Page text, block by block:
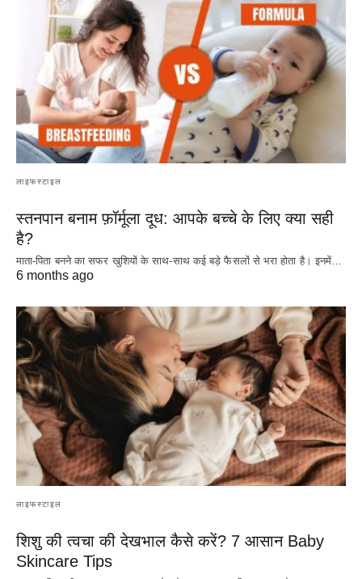
लाइफस्टाइल
स्तनपान बनाम फ़ॉर्मूला दूध: आपके बच्चे के लिए क्या सही
है?
माता-पिता बनने का सफर खुशियों के साथ-साथ कई बड़े फैसलों से भरा होता है। इनमें…
6 months ago
लाइफस्टाइल
शिशु की त्वचा की देखभाल कैसे करें? 7 आसान Baby
Skincare Tips